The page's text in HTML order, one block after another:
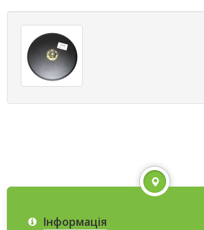
Інформація